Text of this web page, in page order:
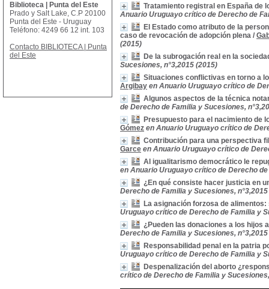
Tratamiento registral en España de
Anuario Uruguayo crítico de Derecho de
El Estado como atributo de la
caso de revocación de adopción plena /
(2015)
De la subrogación real en la
Sucesiones, n°3,2015 (2015)
Situaciones conflictivas en torno a
Argibay en Anuario Uruguayo crítico de
Algunos aspectos de la técnica
de Derecho de Familia y Sucesiones,
Presupuesto para el nacimiento de
Gómez en Anuario Uruguayo crítico de
Contribución para una perspectiva
Garce en Anuario Uruguayo crítico de
Al igualitarismo democrático le
en Anuario Uruguayo crítico de Derecho
¿En qué consiste hacer justicia en
Derecho de Familia y Sucesiones,
La asignación forzosa de
Uruguayo crítico de Derecho de Familia y
¿Pueden las donaciones a los hijos
Derecho de Familia y Sucesiones,
Responsabilidad penal en la patria
Uruguayo crítico de Derecho de Familia y
Despenalización del aborto
crítico de Derecho de Familia y
Biblioteca | Punta del Este
Prado y Salt Lake, C.P 20100
Punta del Este - Uruguay
Teléfono: 4249 66 12 int. 103
Contacto BIBLIOTECA | Punta
del Este